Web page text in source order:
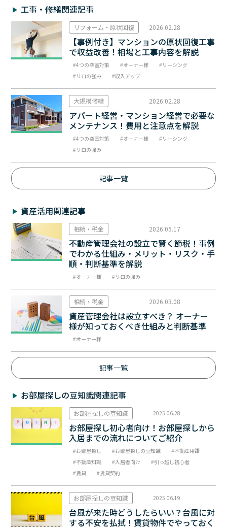
工事・修繕関連記事
リフォーム・原状回復 2026.02.28
【事例付き】マンションの原状回復工事
で収益改善！相場と工事内容を解説
4つの空室対策 オーナー様
リーシング
リロの強み
収入アップ
大規模修繕 2026.02.28
アパート経営・マンション経営で必要な
メンテナンス！費用と注意点を解説
4つの空室対策 オーナー様
リーシング
リロの強み
記事一覧
資産活用関連記事
相続・税金 2026.05.17
不動産管理会社の設立で賢く節税！事例
でわかる仕組み・メリット・リスク・手
順・判断基準を解説
オーナー様 リロの強み
相続・税金 2026.03.08
資産管理会社は設立すべき？ オーナー
様が知っておくべき仕組みと判断基準
オーナー様
記事一覧
お部屋探しの豆知識関連記事
お部屋探しの豆知識 2025.06.28
お部屋探し初心者向け！お部屋探しから
入居までの流れについてご紹介
お部屋探し お部屋探しの豆知識
不動産用語
不動産知識
入居者向け
引っ越し初心者
賃貸
賃貸契約
お部屋探しの豆知識 2025.06.19
台風が来た時どうしたらいい？台風に対
する不安を払拭！賃貸物件でやっておく